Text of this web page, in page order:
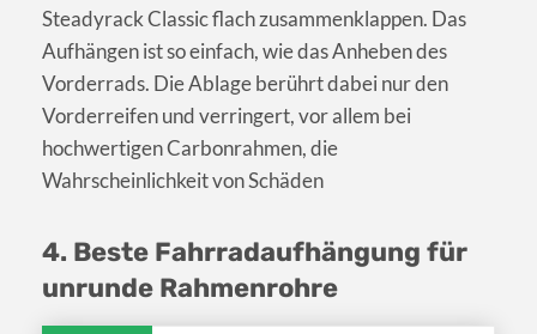
Steadyrack Classic flach zusammenklappen. Das
Aufhängen ist so einfach, wie das Anheben des
Vorderrads. Die Ablage berührt dabei nur den
Vorderreifen und verringert, vor allem bei
hochwertigen Carbonrahmen, die
Wahrscheinlichkeit von Schäden
4. Beste Fahrradaufhängung für
unrunde Rahmenrohre